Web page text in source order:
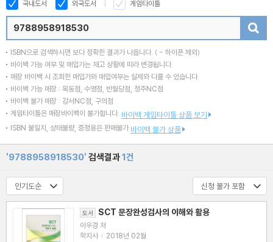
국내도서 외국도서 게임타이틀
ISBN으로 검색하시면 보다 정확한 결과가 나옵니다. ( - 하이픈 제외)
바이백 가능 여부 및 매입가는 재고 상황에 따라 변경됩니다.
매장 바이백 시 조회한 매입가와 매입여부는 실제와 다를 수 있습니다.
바이백 가능 매장 : 목동점, 수영점, 반월당점, 청주NC점
바이백 불가 매장 : 강서NC점, 구의점
게임타이틀은 매장바이백이 불가합니다. 바이백 게임타이틀 상품 보기
ISBN 불일치, 상태불량, 증정용은 판매불가 바이백 불가 상품
'9788958918530' 검색결과1건
도서 SCT 문장완성검사의 이해와 활용
이우경 저
학지사 | 2018년 02월